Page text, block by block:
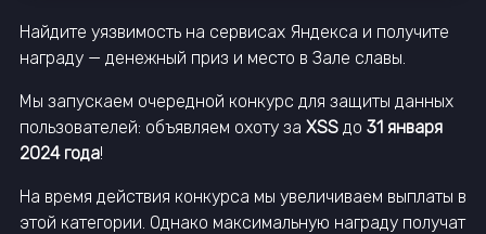
Найдите уязвимость на сервисах Яндекса и получите
награду — денежный приз и место в Зале славы.
Мы запускаем очередной конкурс для защиты данных
пользователей: объявляем охоту за XSS до 31 января
2024 года!
На время действия конкурса мы увеличиваем выплаты в
этой категории. Однако максимальную награду получат